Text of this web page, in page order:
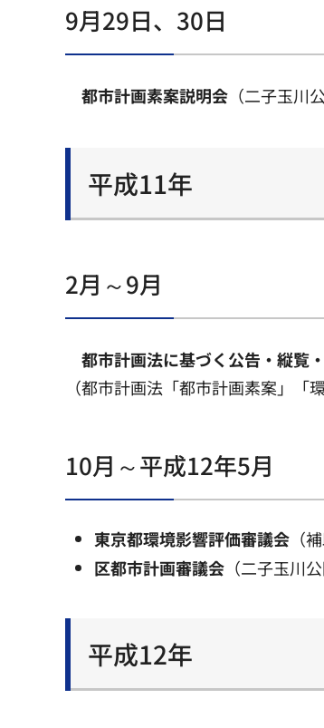
9月29日、30日
都市計画素案説明会 （二子玉川
平成11年
2月～9月
都市計画法に基づく公告・縦覧
（都市計画法「都市計画素案」「
10月～平成12年5月
東京都環境影響評価審議会 （
区都市計画審議会 （二子玉川
平成12年